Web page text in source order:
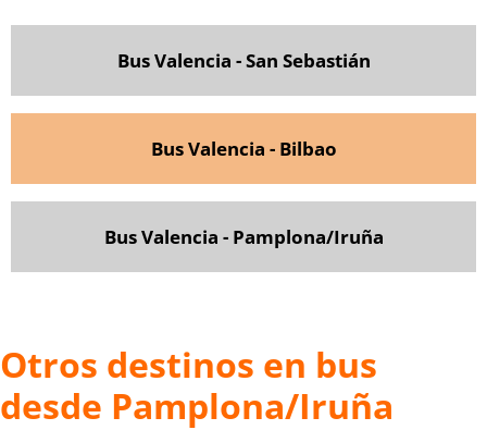
Bus Valencia - San Sebastián
Bus Valencia - Bilbao
Bus Valencia - Pamplona/Iruña
Otros destinos en bus
desde Pamplona/Iruña